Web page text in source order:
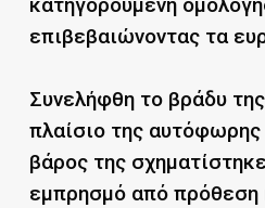
κατηγορούμενη
επιβεβαιώνοντας τα
Συνελήφθη το βράδυ
πλαίσιο της αυτόφωρης
βάρος της
εμπρησμό από πρόθεση